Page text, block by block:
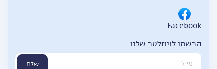
Facebook
הרשמו לניוזלטר שלנו
שלח